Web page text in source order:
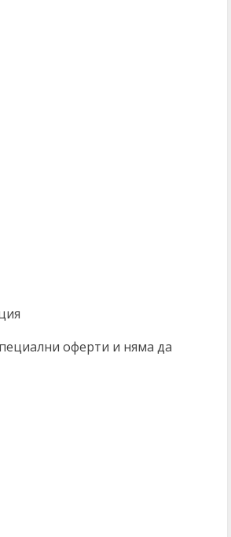
оферти и няма да